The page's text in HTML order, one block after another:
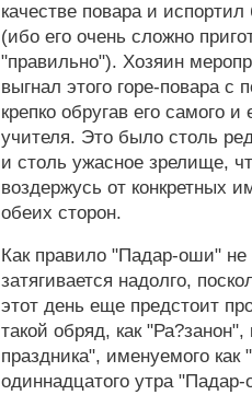
качестве повара и
(ибо его очень сложно
"правильно"). Хозяин
выгнал этого горе-повара с
крепко обругав его самого и
учителя. Это было столь
и столь ужасное зрелище,
воздержусь от конкретных
обеих сторон.
Как правило "Падар-оши" не
затягивается надолго,
этот день еще предстоит
такой обряд, как
праздника", именуемого
одиннадцатого утра